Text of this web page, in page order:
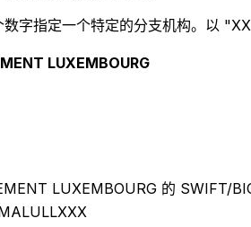
字指定一个特定的分支机构。以
LUXEMBOURG
LUXEMBOURG 的 SWIFT/